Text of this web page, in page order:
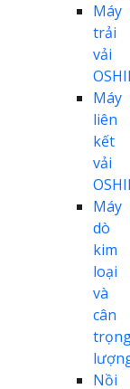
Máy
trải
vải
Máy
liên
kết
vải
Máy
dò
kim
loại
và
cân
Nồi